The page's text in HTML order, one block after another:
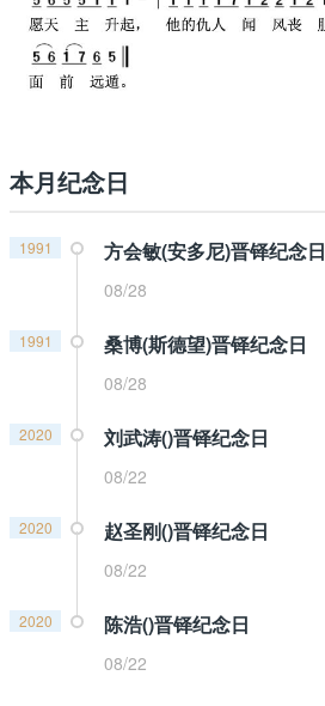
本月纪念日
1991 方会敏(安多尼)晋铎纪念日
08/28
1991 桑博(斯德望)晋铎纪念日
08/28
2020 刘武涛()晋铎纪念日
08/22
2020 赵圣刚()晋铎纪念日
08/22
2020 陈浩()晋铎纪念日
08/22